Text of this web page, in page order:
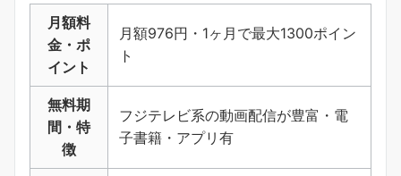
月額料
金・ポ
イント
月額976円・1ヶ月で最大1300ポイン
ト
無料期
間・特
徴
フジテレビ系の動画配信が豊富・電
子書籍・アプリ有